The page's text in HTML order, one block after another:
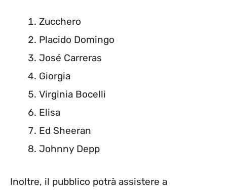
Zucchero
Placido Domingo
José Carreras
Giorgia
Virginia Bocelli
Elisa
Ed Sheeran
Johnny Depp
Inoltre, il pubblico potrà assistere a